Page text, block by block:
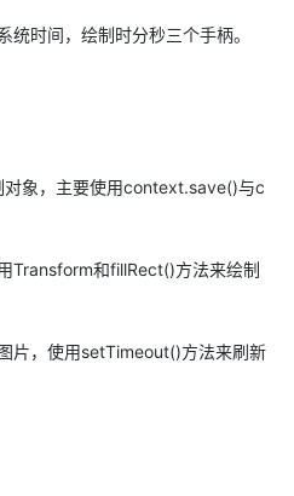
时间，绘制时分秒三个手柄。
象，主要使用context.save()与c
Transform和fillRect()方法来绘制
片，使用setTimeout()方法来刷新